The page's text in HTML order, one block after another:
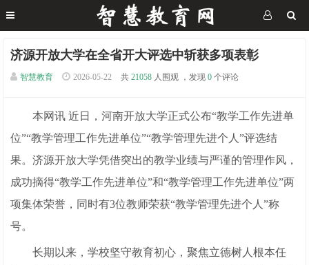
济源开放大学在全省开大评选中斩获多项表彰
智慧教育 2026-05-22 共 21058 人围观 ，发现 0 个评论
本网讯 近日，河南开放大学正式公布“教学工作先进单
位”“教学管理工作先进单位”“教学管理先进个人”评选结
果。济源开放大学凭借突出的教学业绩与严谨的管理作风，
成功摘得“教学工作先进单位”和“教学管理工作先进单位”两
项集体荣誉，同时有3位教师荣获“教学管理先进个人”称
号。
长期以来，学校坚守教育初心，聚焦立德树人根本任